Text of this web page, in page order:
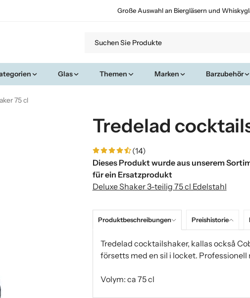
Große Auswahl an Biergläsern und
Glas Themen Marken Barzubehör
75 cl
Tredelad
(14)
Dieses Produkt wurde aus unserem
für ein Ersatzprodukt
Deluxe Shaker 3-teilig 75 cl Edelstahl
Produktbeschreibungen Preishistorie
Tredelad cocktailshaker, kallas också
försetts med en sil i locket. Professionell
Volym: ca 75 cl